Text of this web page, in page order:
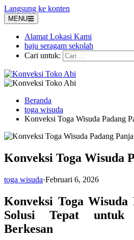
Langsung ke konten
MENU
Alamat Lokasi Kami
baju seragam sekolah
Cari untuk:
Beranda
toga wisuda
Konveksi Toga Wisuda Padang
Konveksi Toga Wisuda
toga wisuda·Februari 6, 2026
Konveksi Toga Wisuda
Solusi Tepat untuk
Berkesan